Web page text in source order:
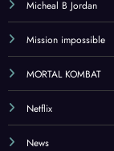
Micheal B Jordan
Mission impossible
MORTAL KOMBAT
Netflix
News